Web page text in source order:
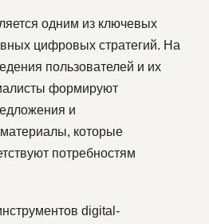
одним из ключевых
цифровых стратегий. На
пользователей и их
формируют
и
которые
потребностям
digital-